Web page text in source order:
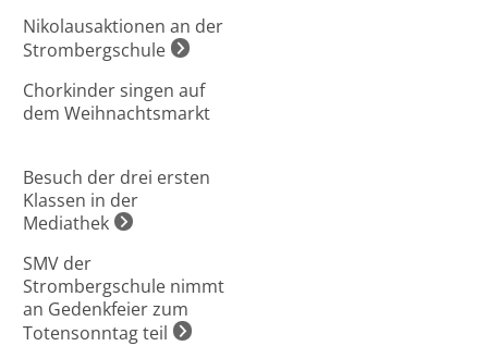
Nikolausaktionen an der
Strombergschule
Chorkinder singen auf
dem Weihnachtsmarkt
Besuch der drei ersten
Klassen in der
Mediathek
SMV der
Strombergschule nimmt
an Gedenkfeier zum
Totensonntag teil